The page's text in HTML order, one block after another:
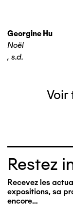
Georgine Hu
Noël
, s.d.
Voir
Restez
Recevez les
expositions, sa
encore…